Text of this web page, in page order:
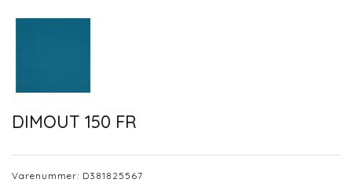
DIMOUT 150 FR
Varenummer: D381825567